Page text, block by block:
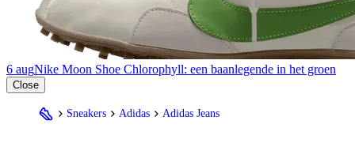
6 augNike Moon Shoe Chlorophyll: een baanlegende in het groen
Close
Sneakers Adidas Adidas Jeans